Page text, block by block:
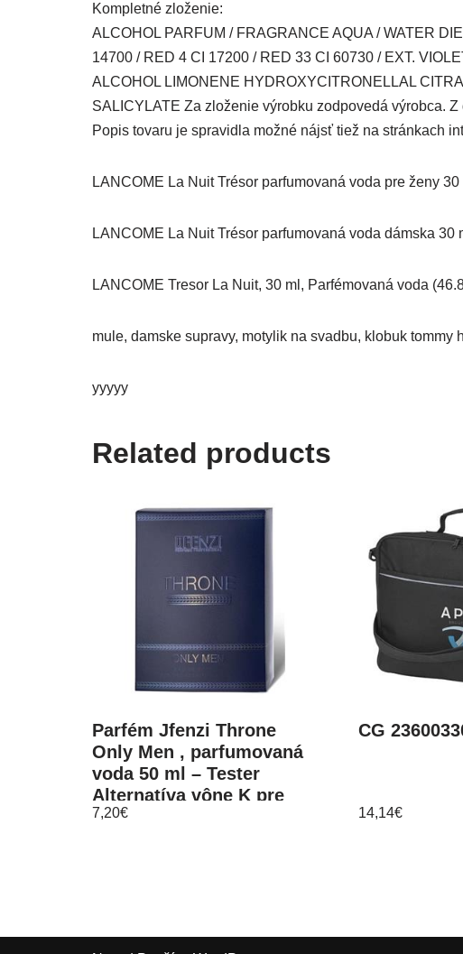
Kompletné zloženie:
ALCOHOL PARFUM / FRAGRANCE AQUA / WATER
14700 / RED 4 CI 17200 / RED 33 CI 60730 / EXT.
ALCOHOL LIMONENE HYDROXYCITRONELLAL
SALICYLATE Za zloženie výrobku zodpovedá výrobca.
Popis tovaru je spravidla možné nájsť tiež na stránkach
LANCOME La Nuit Trésor parfumovaná voda pre ženy
LANCOME La Nuit Trésor parfumovaná voda dámska 30
LANCOME Tresor La Nuit, 30 ml, Parfémovaná voda
mule, damske supravy, motylik na svadbu, klobuk tommy
yyyyy
Related products
Parfém Jfenzi Throne
Only Men , parfumovaná
voda 50 ml – Tester
Alternatíva vône K pre
mužov
7,20€
CG
14,14€